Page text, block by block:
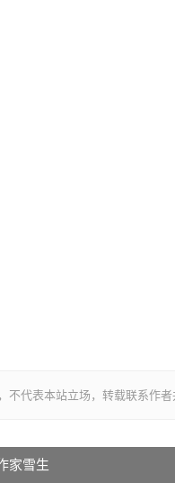
不代表本站立场，转载联系
家雪生